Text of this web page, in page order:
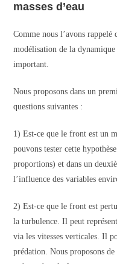
masses d’eau
Comme nous l’avons rappelé
modélisation de la dynamique
important.
Nous proposons dans un
questions suivantes :
1) Est-ce que le front est un
pouvons tester cette
proportions) et dans un
l’influence des variables
2) Est-ce que le front est
la turbulence. Il peut
via les vitesses verticales. Il
prédation. Nous proposons